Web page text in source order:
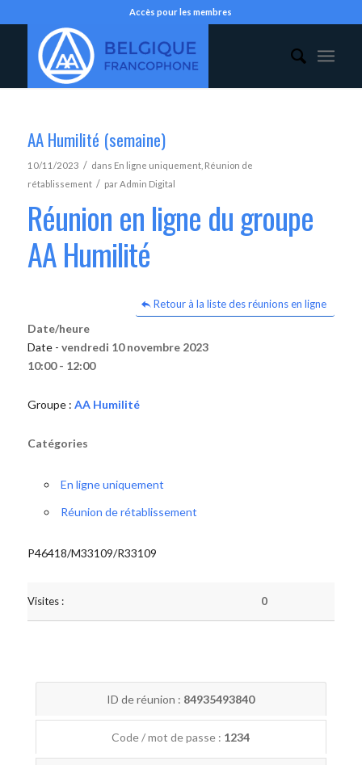
Accès pour les membres
AA Humilité (semaine)
10/11/2023 / dans En ligne uniquement, Réunion de
rétablissement / parAdmin Digital
Réunion en ligne du groupe
AA Humilité
Retour à la liste des réunions en ligne
Date/heure
Date - vendredi 10 novembre 2023
10:00 - 12:00
Groupe : AA Humilité
Catégories
En ligne uniquement
Réunion de rétablissement
P46418/M33109/R33109
Visites : 0
ID de réunion : 84935493840
Code / mot de passe : 1234